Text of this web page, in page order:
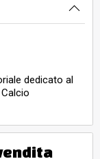
dedicato al
al 2004.